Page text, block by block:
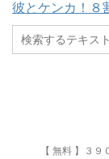
彼とケンカ！８
【 無料 】３